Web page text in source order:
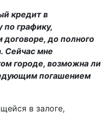
кредит в
по графику,
до полного
Сейчас мне
городе, возможна ли
погашением
в залоге,